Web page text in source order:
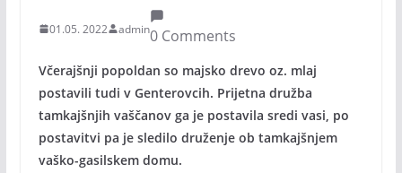
01.05. 2022 admin0 Comments
Včerajšnji popoldan so majsko drevo oz. mlaj
postavili tudi v Genterovcih. Prijetna družba
tamkajšnjih vaščanov ga je postavila sredi vasi, po
postavitvi pa je sledilo druženje ob tamkajšnjem
vaško-gasilskem domu.